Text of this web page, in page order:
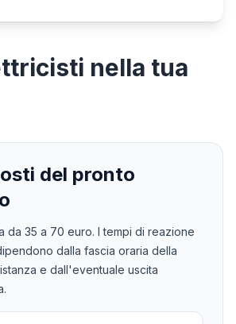
nella tua
del pronto
da 35 a 70 euro. I tempi di reazione
dalla fascia oraria della
e dall'eventuale uscita